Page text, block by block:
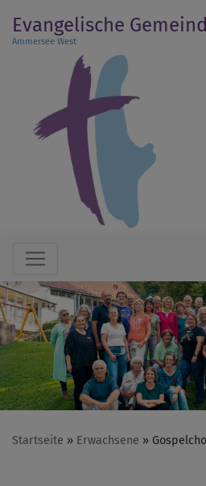
zum
Inhalt
Evangelische
Ammersee West
Hauptnavigation
Startseite Erwachsene